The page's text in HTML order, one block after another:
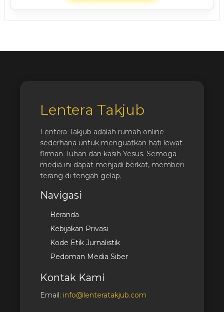
Lentera Takjub
Lentera Takjub adalah rumah online
sederhana untuk menguatkan hati lewat
firman Tuhan dan kasih Yesus. Semoga
media ini dapat menjadi berkat, memberi
terang di tengah gelap.
Navigasi
Beranda
Kebijakan Privasi
Kode Etik Jurnalistik
Pedoman Media Siber
Kontak Kami
Email: info@lenteratakjub.com